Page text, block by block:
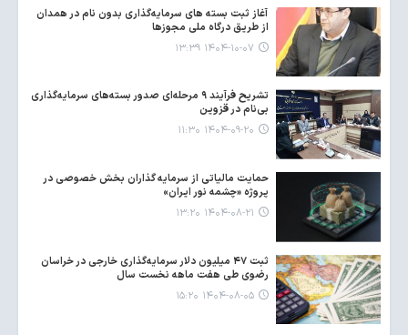
آغاز ثبت بسته های سرمایه‌گذاری بدون نام در همدان
از طریق درگاه ملی مجوزها
۱۴۰۴-۱۰-۰۷ ۱۳:۳۹
تشریح فرآیند ۹ مرحله‌ای صدور بسته‌های سرمایه‌گذاری
بی‌نام در قزوین
۱۴۰۴-۰۹-۲۰ ۱۱:۳۰
حمایت مالیاتی از سرمایه گذاران بخش خصوصی در
پروژه «چشمه نور ایران»
۱۴۰۴-۰۸-۲۱ ۱۳:۲۰
ثبت ۴۷ میلیون دلار سرمایه‌گذاری خارجی در خراسان
رضوی طی هفت ماهه نخست سال
۱۴۰۴-۰۸-۰۵ ۱۵:۲۰